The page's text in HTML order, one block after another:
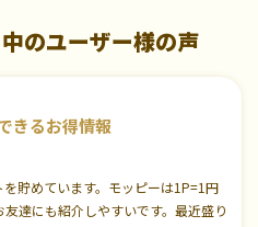
のユーザー様の声
きるお得情報
貯めています。モッピーは1P=1円
達にも紹介しやすいです。最近盛り